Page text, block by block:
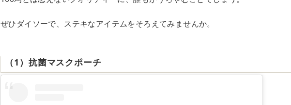
ぜひダイソーで、ステキなアイテムをそろえてみませんか。
（1）抗菌マスクポーチ